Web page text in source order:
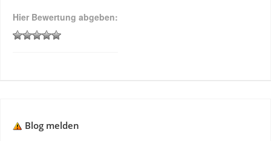
Hier Bewertung abgeben:
Blog melden